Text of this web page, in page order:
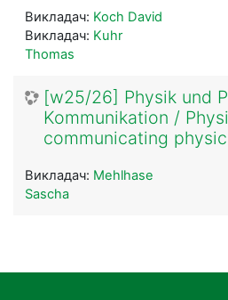
Викладач: Koch David
Викладач: Kuhr
Thomas
[w25/26] Physik und
Kommunikation /
communicating
Викладач: Mehlhase
Sascha